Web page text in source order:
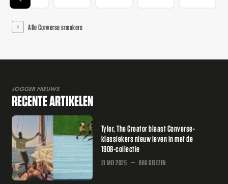
Alle Converse sneakers
JOGGER NIEUWS
RECENTE ARTIKELEN
Tyler, The Creator blaast Converse-
klassiekers nieuw leven in met de
1908-collectie
21 MEI 2025 86X GELEZEN